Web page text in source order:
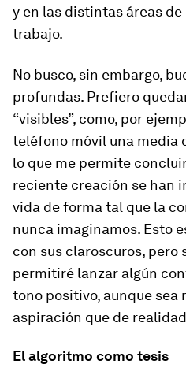
y en las distintas áreas de
trabajo.
No busco, sin embargo,
profundas. Prefiero
“visibles”, como, por
teléfono móvil una media
lo que me permite
reciente creación se han
vida de forma tal que la
nunca imaginamos. Esto
con sus claroscuros, pero
permitiré lanzar algún
tono positivo, aunque sea
aspiración que de
El algoritmo como tesis